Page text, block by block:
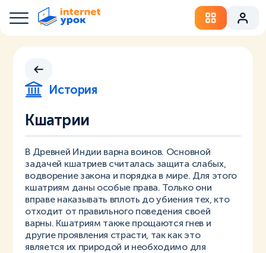
История
Кшатрии
В Древней Индии варна воинов. Основной
задачей кшатриев считалась защита слабых,
водворение закона и порядка в мире. Для этого
кшатриям даны особые права. Только они
вправе наказывать вплоть до убиения тех, кто
отходит от правильного поведения своей
варны. Кшатриям также прощаются гнев и
другие проявления страсти, так как это
является их природой и необходимо для